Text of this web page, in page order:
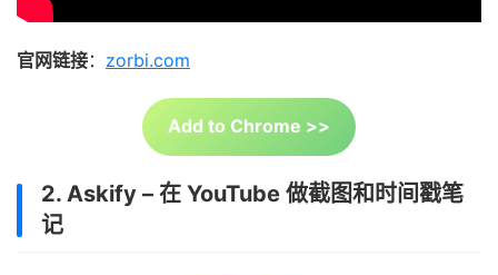
官网链接： zorbi.com
Add to Chrome >>
2. Askify – 在 YouTube 做截图和时间戳笔
记